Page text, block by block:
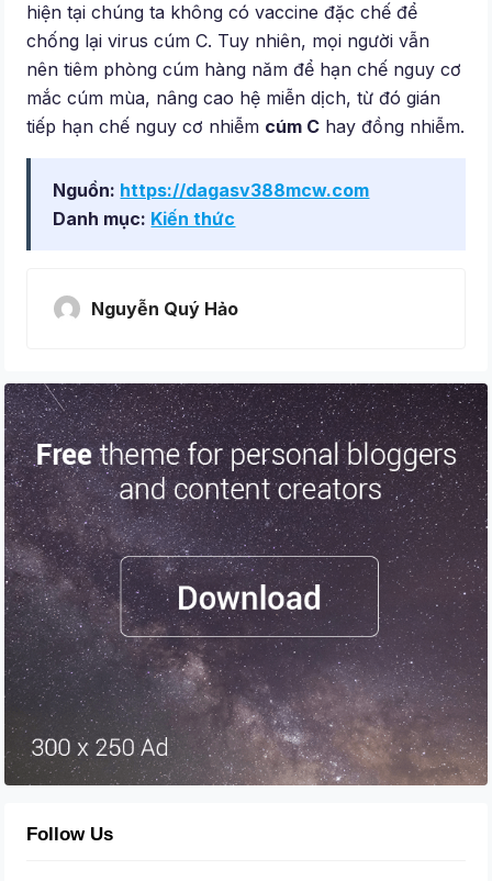
hiện tại chúng ta không có vaccine đặc chế để
chống lại virus cúm C. Tuy nhiên, mọi người vẫn
nên tiêm phòng cúm hàng năm để hạn chế nguy cơ
mắc cúm mùa, nâng cao hệ miễn dịch, từ đó gián
tiếp hạn chế nguy cơ nhiễm cúm C hay đồng nhiễm.
Nguồn: https://dagasv388mcw.com
Danh mục: Kiến thức
Nguyễn Quý Hảo
Follow Us